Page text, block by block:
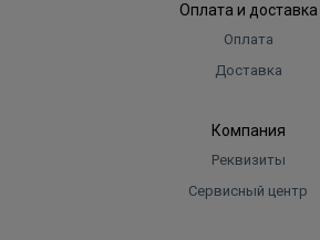
Оплата и доставка
Оплата
Доставка
Компания
Реквизиты
Сервисный центр